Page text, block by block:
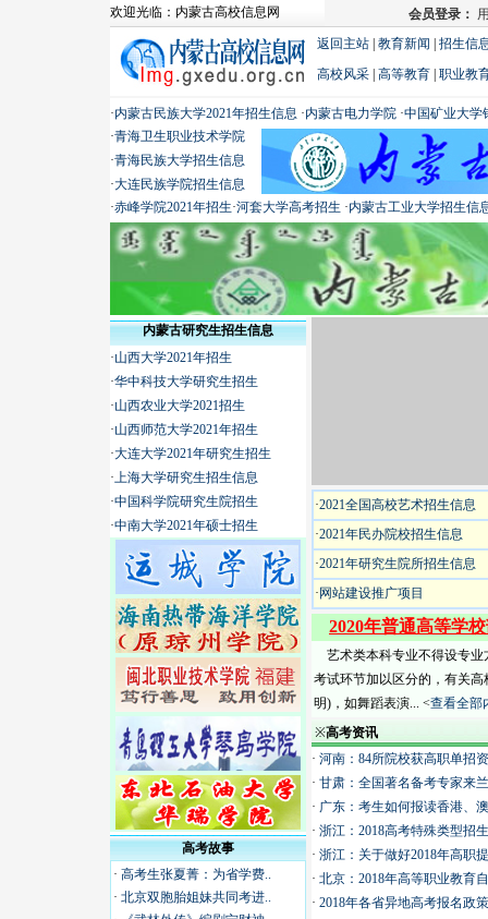
欢迎光临： 内蒙古高校信息网
返回主站 教育新闻
招生信
高校风采 高等教育 职业教
·内蒙古民族大学2021年招生信息 ·内蒙古电力学院 ·中国矿业大学
·青海卫生职业技术学院
·青海民族大学招生信息
·大连民族学院招生信息
·赤峰学院2021年招生·河套大学高考招生 ·内蒙古工业大学招生信
内蒙古研究生招生信息
·山西大学2021年招生
·华中科技大学研究生招生
·山西农业大学2021招生
·山西师范大学2021年招生
·大连大学2021年研究生招生
·上海大学研究生招生信息
·中国科学院研究生院招生
·中南大学2021年硕士招生
高考故事
· 高考生张夏菁：为省学费..
· 北京双胞胎姐妹共同考进..
·2021全国高校艺术招生信息
·2021年民办院校招生信息
·2021年研究生院所招生信息
· 网站建设推广项目
2020年普通高等学
艺术类本科专业不得设专业
考试环节加以区分的，有关
明)，如舞蹈表演... <查看全部
※高考资讯
· 河南：84所院校获高职单招
· 甘肃：全国著名备考专家来
· 广东：考生如何报读香港、
· 浙江：2018高考特殊类型招
· 浙江：关于做好2018年高职
· 北京：2018年高等职业教育
· 2018年各省异地高考报名政